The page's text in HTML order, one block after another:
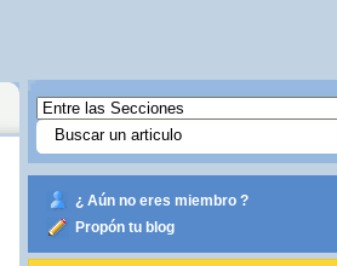
¿ Aún no eres miembro ?
Propón tu blog